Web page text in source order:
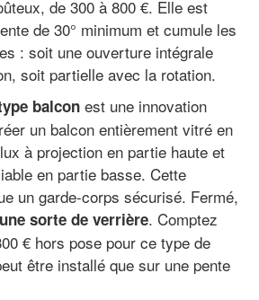
de 300 à 800 €. Elle est
de 30° minimum et cumule les
: soit une ouverture intégrale
soit partielle avec la rotation.
balcon est une innovation
un balcon entièrement vitré en
à projection en partie haute et
en partie basse. Cette
un garde-corps sécurisé. Fermé,
sorte de verrière. Comptez
€ hors pose pour ce type de
être installé que sur une pente